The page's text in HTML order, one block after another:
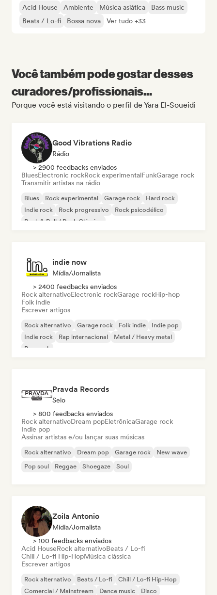
Acid House Ambiente Música asiática
Bass music
Beats / Lo-fi
Bossa nova Ver tudo +33
Você também pode gostar desses
curadores/profissionais...
Porque você está visitando o perfil de Yara El-Soueidi
Good Vibrations Radio
Rádio
> 2900 feedbacks enviados
BluesElectronic rockRock experimentalFunkGarage rock
Transmitir artistas na rádio
Blues Rock experimental Garage rock
Hard rock
Indie rock
Rock progressivo
Rock psicodélico
Rock & Roll / Rock Clássico
indie now
Mídia/Jornalista
> 2400 feedbacks enviados
Rock alternativoElectronic rockGarage rockHip-hop
Folk indie
Escrever artigos
Rock alternativo Garage rock Folk indie
Indie pop
Indie rock
Rap internacional
Metal / Heavy metal
Pop rock
Pravda Records
Selo
> 800 feedbacks enviados
Rock alternativoDream popEletrônicaGarage rock
Indie pop
Assinar artistas e/ou lançar suas músicas
Rock alternativo Dream pop Garage rock
New wave
Pop soul
Reggae Shoegaze Soul
Zoila Antonio
Mídia/Jornalista
> 100 feedbacks enviados
Acid HouseRock alternativoBeats / Lo-fi
Chill / Lo-fi Hip-HopMúsica clássica
Escrever artigos
Rock alternativo Beats / Lo-fi
Chill / Lo-fi Hip-Hop
Comercial / Mainstream
Dance music
Disco